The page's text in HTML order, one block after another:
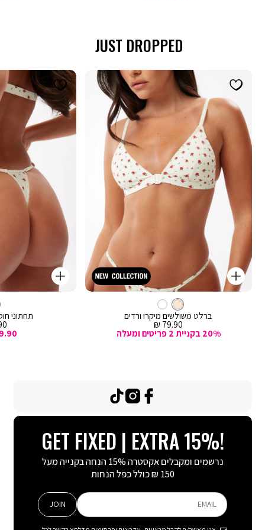
JUST DROPPED
קנייה
מהירה
צבע
קרם
ברלט משולשים מיקרו ורדים
מחיר
מכירה
79.90 ₪
20% בקניית 2 פריטים ומעלה
ברלט
קנייה
מהירה
תחתוני
₪
GET FIXED | EXTRA 15%!
נרשמים ומקבלים אקסטרה 15% הנחה בקנייה מעל
150 ₪ כולל כפל הנחות
EMAIL
JOIN